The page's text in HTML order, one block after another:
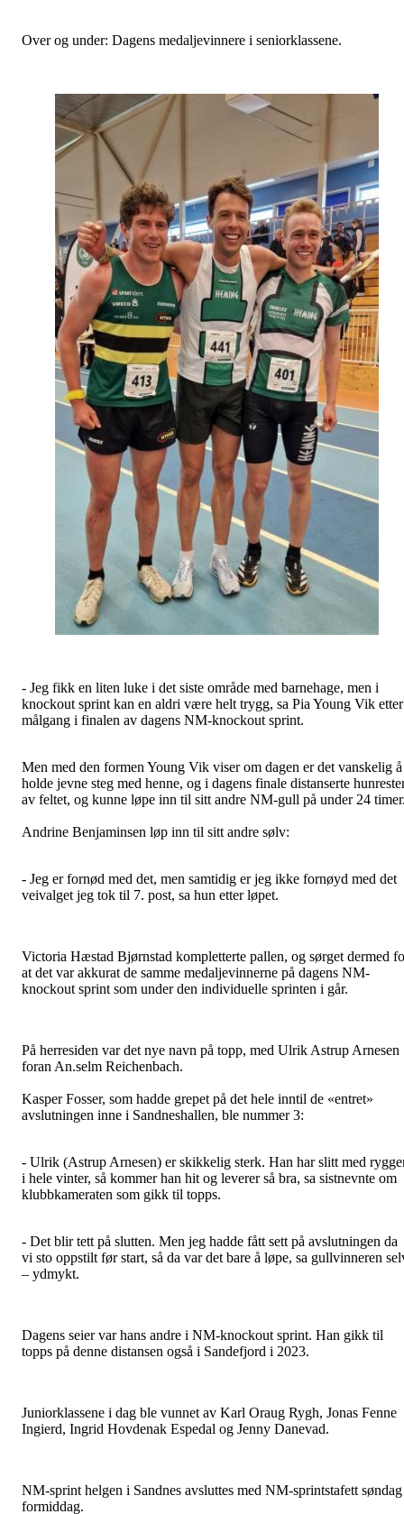
Over og under: Dagens medaljevinnere i seniorklassene.
- Jeg fikk en liten luke i det siste område med barnehage, men i
knockout sprint kan en aldri være helt trygg, sa Pia Young Vik etter
målgang i finalen av dagens NM-knockout sprint.
Men med den formen Young Vik viser om dagen er det vanskelig å
holde jevne steg med henne, og i dagens finale distanserte
av feltet, og kunne løpe inn til sitt andre NM-gull på under 24
Andrine Benjaminsen løp inn til sitt andre sølv:
- Jeg er fornød med det, men samtidig er jeg ikke fornøyd med det
veivalget jeg tok til 7. post, sa hun etter løpet.
Victoria Hæstad Bjørnstad kompletterte pallen, og sørget dermed
at det var akkurat de samme medaljevinnerne på dagens NM-
knockout sprint som under den individuelle sprinten i går.
På herresiden var det nye navn på topp, med Ulrik Astrup Arnesen
foran An.selm Reichenbach.
Kasper Fosser, som hadde grepet på det hele inntil de «entret»
avslutningen inne i Sandneshallen, ble nummer 3:
- Ulrik (Astrup Arnesen) er skikkelig sterk. Han har slitt med
i hele vinter, så kommer han hit og leverer så bra, sa sistnevnte om
klubbkameraten som gikk til topps.
- Det blir tett på slutten. Men jeg hadde fått sett på avslutningen da
vi sto oppstilt før start, så da var det bare å løpe, sa gullvinneren
– ydmykt.
Dagens seier var hans andre i NM-knockout sprint. Han gikk til
topps på denne distansen også i Sandefjord i 2023.
Juniorklassene i dag ble vunnet av Karl Oraug Rygh, Jonas Fenne
Ingierd, Ingrid Hovdenak Espedal og Jenny Danevad.
NM-sprint helgen i Sandnes avsluttes med NM-sprintstafett søndag
formiddag.